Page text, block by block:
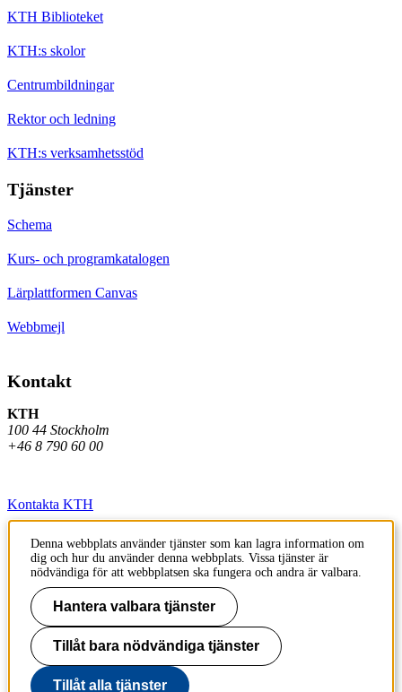
KTH Biblioteket
KTH:s skolor
Centrumbildningar
Rektor och ledning
KTH:s verksamhetsstöd
Tjänster
Schema
Kurs- och programkatalogen
Lärplattformen Canvas
Webbmejl
Kontakt
KTH
100 44 Stockholm
+46 8 790 60 00
Kontakta KTH
Jobba på KTH
Press och media
Faktura och betalning KTH
Om KTH:s webbplatser
Tillgänglighetsredogörelse
Denna webbplats använder tjänster som kan lagra information om
dig och hur du använder denna webbplats. Vissa tjänster är
nödvändiga för att webbplatsen ska fungera och andra är valbara.
Hantera valbara tjänster
Tillåt bara nödvändiga tjänster
Tillåt alla tjänster